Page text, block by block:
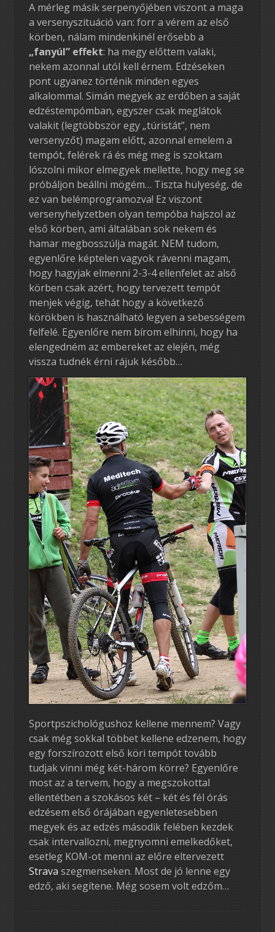
A mérleg másik serpenyőjében viszont a maga
a versenyszituáció van: forr a vérem az első
körben, nálam mindenkinél erősebb a
„fanyúl” effekt: ha megy előttem valaki,
nekem azonnal utól kell érnem. Edzéseken
pont ugyanez történik minden egyes
alkalommal. Simán megyek az erdőben a saját
edzéstempómban, egyszer csak meglátok
valakit (legtöbbször egy „túristát”, nem
versenyzőt) magam előtt, azonnal emelem a
tempót, felérek rá és még meg is szoktam
lószolni mikor elmegyek mellette, hogy meg se
próbáljon beállni mögém… Tiszta hülyeség, de
ez van belémprogramozva! Ez viszont
versenyhelyzetben olyan tempóba hajszol az
első körben, ami általában sok nekem és
hamar megbosszúlja magát. NEM tudom,
egyenlőre képtelen vagyok rávenni magam,
hogy hagyjak elmenni 2-3-4 ellenfelet az alső
körben csak azért, hogy tervezett tempót
menjek végig, tehát hogy a következő
körökben is használható legyen a sebességem
felfelé. Egyenlőre nem bírom elhinni, hogy ha
elengedném az embereket az elején, még
vissza tudnék érni rájuk később…
Sportpszichológushoz kellene mennem? Vagy
csak még sokkal többet kellene edzenem, hogy
egy forszírozott első köri tempót tovább
tudjak vinni még két-három körre? Egyenlőre
most az a tervem, hogy a megszokottal
ellentétben a szokásos két – két és fél órás
edzésem első órájában egyenletesebben
megyek és az edzés második felében kezdek
csak intervallozni, megnyomni emelkedőket,
esetleg KOM-ot menni az előre eltervezett
Strava szegmenseken. Most de jó lenne egy
edző, aki segítene. Még sosem volt edzőm…